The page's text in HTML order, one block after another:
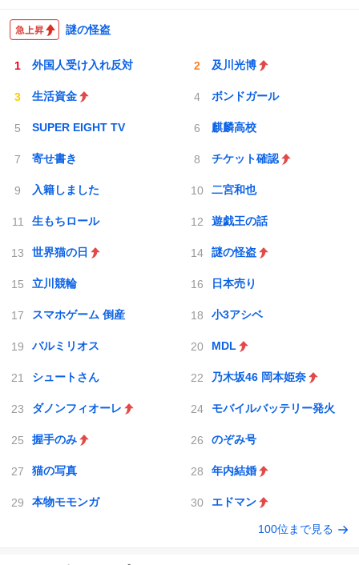
謎の怪盗
外国人受け入れ反対 及川光博
生活資金 ボンドガール
SUPER EIGHT TV 麒麟高校
寄せ書き チケット確認
入籍しました 二宮和也
生もちロール 遊戯王の話
世界猫の日 謎の怪盗
立川競輪 日本売り
スマホゲーム 倒産 小3アシベ
バルミリオス MDL
シュートさん 乃木坂46 岡本姫奈
ダノンフィオーレ モバイルバッテリー発火
握手のみ のぞみ号
猫の写真 年内結婚
本物モモンガ エドマン
100位まで見る